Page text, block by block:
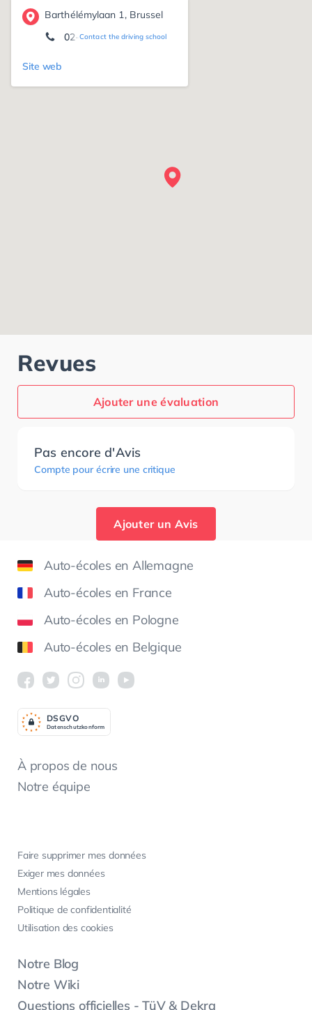
Barthélémylaan 1, Brussel
Contact the driving school
02- 380 50 28
Site web
Revues
Ajouter une évaluation
Pas encore d'Avis
Compte pour écrire une critique
Ajouter un Avis
Auto-écoles en Allemagne
Auto-écoles en France
Auto-écoles en Pologne
Auto-écoles en Belgique
À propos de nous
Notre équipe
Faire supprimer mes données
Exiger mes données
Mentions légales
Politique de confidentialité
Utilisation des cookies
Notre Blog
Notre Wiki
Questions officielles - TüV & Dekra
Datenschutzkonform
DSGVO